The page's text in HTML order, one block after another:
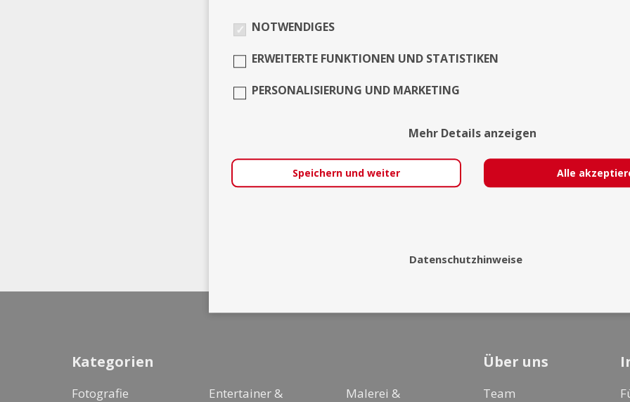
Kategorien
Fotografie
Entertainer &
Malerei &
Über uns
Team
NOTWENDIGES
ERWEITERTE FUNKTIONEN UND STATISTIKEN
PERSONALISIERUNG UND MARKETING
Mehr Details anzeigen
Speichern und weiter Alle
Datenschutzhinweise